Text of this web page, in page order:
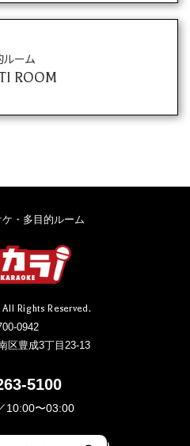
ルーム
ROOM
・多目的ルーム
Rights Reserved.
0942
区豊成3丁目23-13
5100
10:00〜03:00